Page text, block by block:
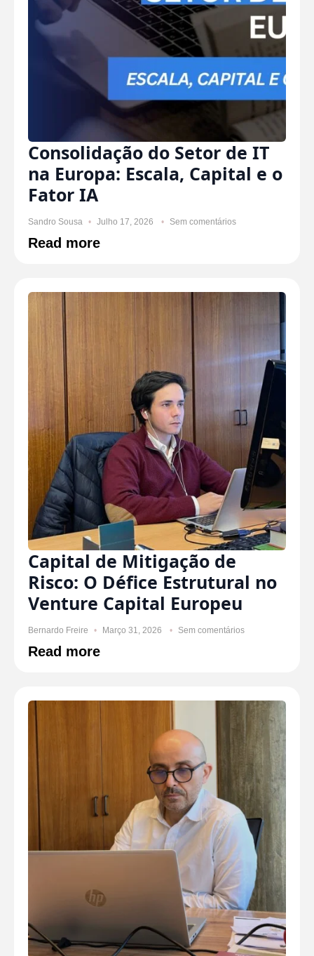
Consolidação do Setor de IT
na Europa: Escala, Capital e o
Fator IA
Sandro Sousa Julho 17, 2026 Sem comentários
Read more
Capital de Mitigação de
Risco: O Défice Estrutural no
Venture Capital Europeu
Bernardo Freire Março 31, 2026 Sem comentários
Read more